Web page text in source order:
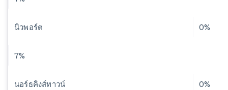
นิวพอร์ต 0%
7%
นอร์ธคิงส์ทาวน์ 0%